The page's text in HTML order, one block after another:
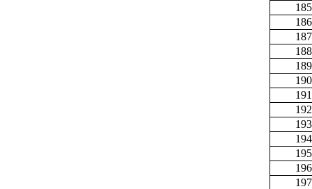
185
186
187
188
189
190
191
192
193
194
195
196
197